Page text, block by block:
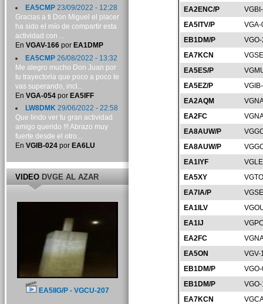
EA2ENC/P
EA5ITV/P
EB1DM/P
EA7KCN
EA5ES/P
EA5EZ/P
EA2AQM
EA2FC
EA8AUW/P
EA8AUW/P
EA1IYF
EA5XY
EA7IA/P
EA1ILV
EA1IJ
EA2FC
EA5ON
VGV-
EB1DM/P
EB1DM/P
EA7KCN
EA5CMP23/09/2022 - 12:28
Gracias a ti Don Miguel el placer
ha sido el mío de compartir esta
actividad con ...
En VGAV-166por EA1DMP
EA5CMP26/08/2022 - 13:32
Me alegro mucho Don Juan por
tu trayectoria que poco a poco te
vas superando, incl...
En VGA-054por EA5IFF
LW8DMK29/06/2022 - 22:58
Que lindo ver tu gran actividad
amigo querido !!! Abrazo muy
fuerte desde el otro...
En VGIB-024por EA6LU
VIDEODVGE AL AZAR
EA5IIG/P - VGCU-207